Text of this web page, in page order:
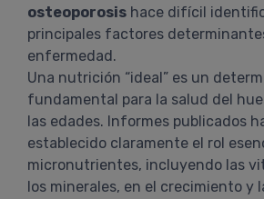
osteoporosis hace difícil
principales factores
enfermedad.
Una nutrición “ideal” es un
fundamental para la salud del
las edades. Informes publicados
establecido claramente el rol
micronutrientes, incluyendo las
los minerales, en el crecimiento y